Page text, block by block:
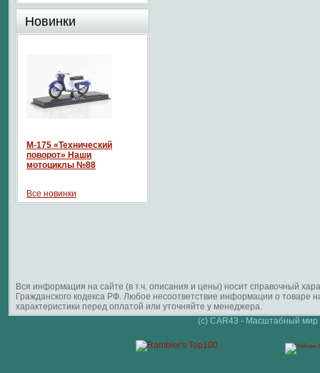
Новинки
М-175 «Технический
поворот» Наши
мотоциклы №88
Все новинки
Вся информация на сайте (в т.ч. описания и цены) носит справочный
Гражданского кодекса РФ. Любое несоответствие информации о
характеристики перед оплатой или уточняйте у менеджера.
(c) CAR43 - Масштабный мир